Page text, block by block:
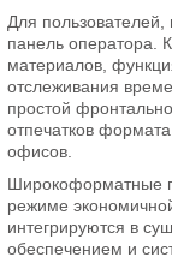
Для
панель оператора.
материалов,
отслеживания
простой
отпечатков
офисов.
Широкоформатные
режиме
интегрируются в
обеспечением и